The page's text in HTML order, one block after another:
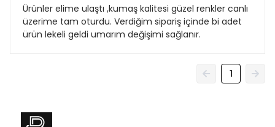
Ürünler elime ulaştı ,kumaş kalitesi güzel renkler canlı
üzerime tam oturdu. Verdiğim sipariş içinde bi adet
ürün lekeli geldi umarım değişimi sağlanır.
1